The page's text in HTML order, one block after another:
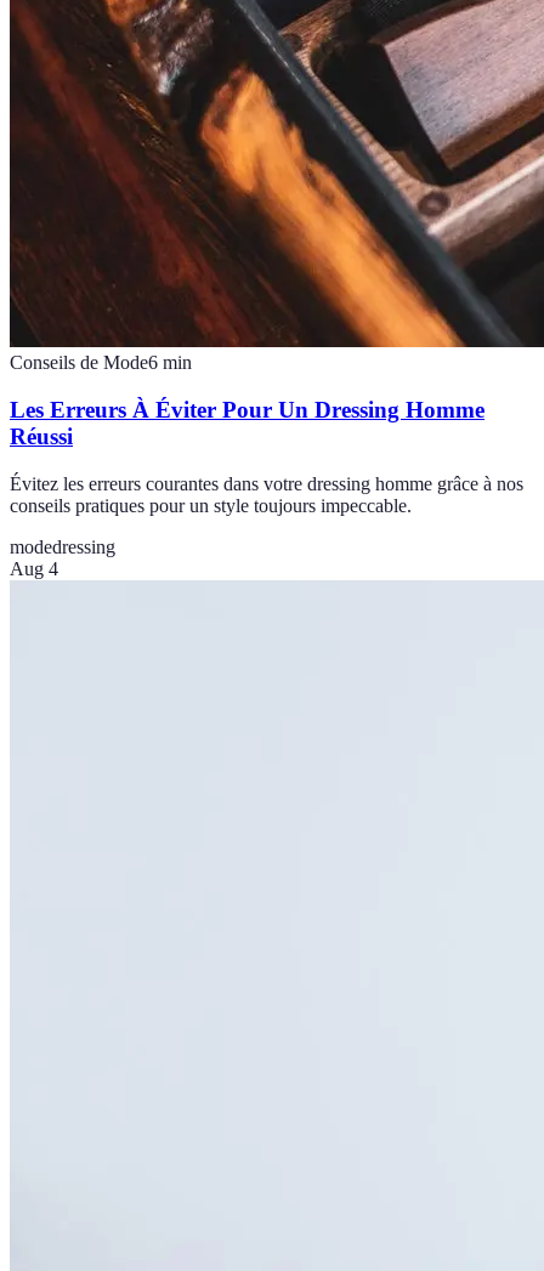
Conseils de Mode6 min
Les Erreurs À Éviter Pour Un Dressing Homme
Réussi
Évitez les erreurs courantes dans votre dressing homme grâce à nos
conseils pratiques pour un style toujours impeccable.
modedressing
Aug 4